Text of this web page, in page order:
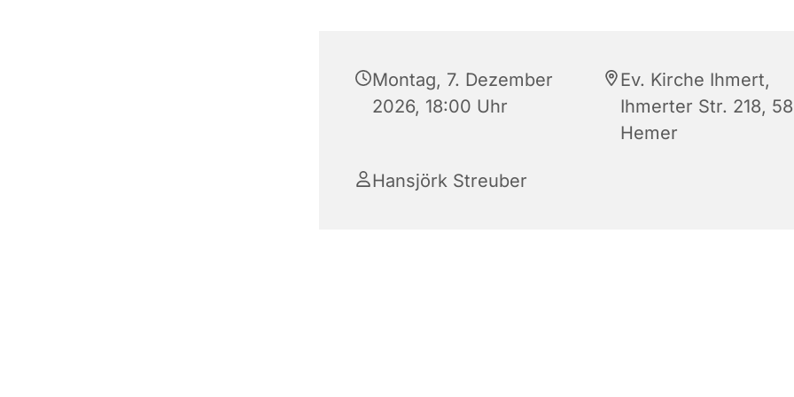
Montag, 7. Dezember
2026, 18:00 Uhr
Ev. Kirche Ihmert,
Ihmerter Str. 218,
Hemer
Hansjörk Streuber